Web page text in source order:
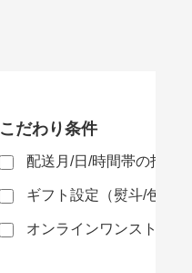
こだわり条件
配送月/日/時間帯の指定
ギフト設定（熨斗/包装
オンラインワンストップ